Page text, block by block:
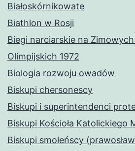
Białoskórnikowate
Biathlon w Rosji
Biegi narciarskie na
Olimpijskich 1972
Biologia rozwoju owadów
Biskupi chersonescy
Biskupi i superintendenci
Biskupi Kościoła Katolickiego
Biskupi smoleńscy